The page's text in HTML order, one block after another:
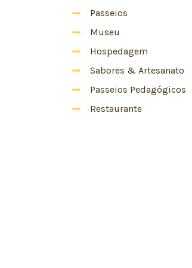
Passeios
Museu
Hospedagem
Sabores & Artesanato
Passeios Pedagógicos
Restaurante